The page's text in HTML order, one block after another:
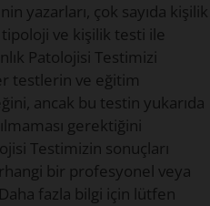
yazarları, çok sayıda kişilik
ve kişilik testi ile
Patolojisi Testimizi
testlerin ve eğitim
ancak bu testin yukarıda
gerektiğini
Testimizin sonuçları
bir profesyonel veya
fazla bilgi için lütfen